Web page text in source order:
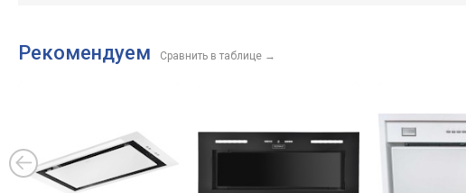
Рекомендуем Сравнить в таблице →